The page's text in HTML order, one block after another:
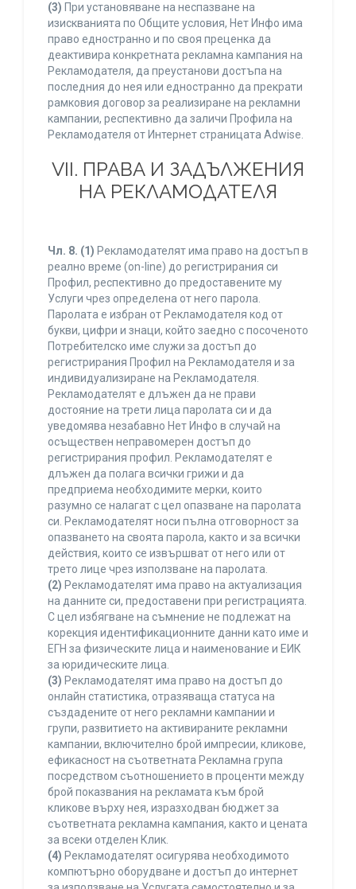
(3) При установяване на неспазване на
изискванията по Общите условия, Нет Инфо има
право едностранно и по своя преценка да
деактивира конкретната рекламна кампания на
Рекламодателя, да преустанови достъпа на
последния до нея или едностранно да прекрати
рамковия договор за реализиране на рекламни
кампании, респективно да заличи Профила на
Рекламодателя от Интернет страницата Adwise.
VII. ПРАВА И ЗАДЪЛЖЕНИЯ
НА РЕКЛАМОДАТЕЛЯ
Чл. 8. (1) Рекламодателят има право на достъп в
реално време (on-line) до регистрирания си
Профил, респективно до предоставените му
Услуги чрез определена от него парола.
Паролата е избран от Рекламодателя код от
букви, цифри и знаци, който заедно с посоченото
Потребителско име служи за достъп до
регистрирания Профил на Рекламодателя и за
индивидуализиране на Рекламодателя.
Рекламодателят е длъжен да не прави
достояние на трети лица паролата си и да
уведомява незабавно Нет Инфо в случай на
осъществен неправомерен достъп до
регистрирания профил. Рекламодателят е
длъжен да полага всички грижи и да
предприема необходимите мерки, които
разумно се налагат с цел опазване на паролата
си. Рекламодателят носи пълна отговорност за
опазването на своята парола, както и за всички
действия, които се извършват от него или от
трето лице чрез използване на паролата.
(2) Рекламодателят има право на актуализация
на данните си, предоставени при регистрацията.
С цел избягване на съмнение не подлежат на
корекция идентификационните данни като име и
ЕГН за физическите лица и наименование и ЕИК
за юридическите лица.
(3) Рекламодателят има право на достъп до
онлайн статистика, отразяваща статуса на
създадените от него рекламни кампании и
групи, развитието на активираните рекламни
кампании, включително брой импресии, кликове,
ефикасност на съответната Рекламна група
посредством съотношението в проценти между
брой показвания на рекламата към брой
кликове върху нея, изразходван бюджет за
съответната рекламна кампания, както и цената
за всеки отделен Клик.
(4) Рекламодателят осигурява необходимото
компютърно оборудване и достъп до интернет